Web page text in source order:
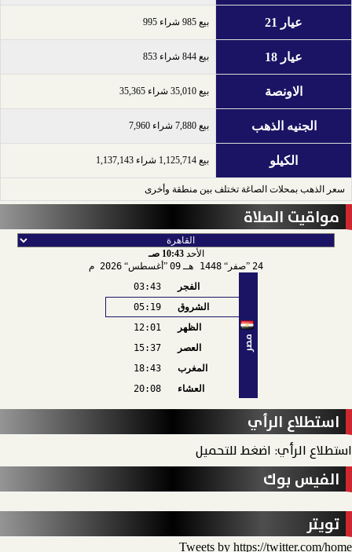
عيار 21 بيع 985 شراء 995
عيار 18 بيع 844 شراء 853
الاونصة بيع 35,010 شراء 35,365
الجنيه الذهب بيع 7,880 شراء 7,960
الكيلو بيع 1,125,714 شراء 1,137,143
سعر الذهب بمحلات الصاغة تختلف بين منطقة وأخرى
مواقيت الصلاة
الأحد10:43 صـ
24 صفر 1448 هـ 09 أغسطس 2026 م
مصر
الفجر
03:43
الشروق
05:19
الظهر
12:01
العصر
15:37
المغرب
18:43
العشاء
20:08
استطلاع الرأي
استطلاع الرأي: اضغط للتحميل
الفيس بوك
تويتر
Tweets by https://twitter.com/home